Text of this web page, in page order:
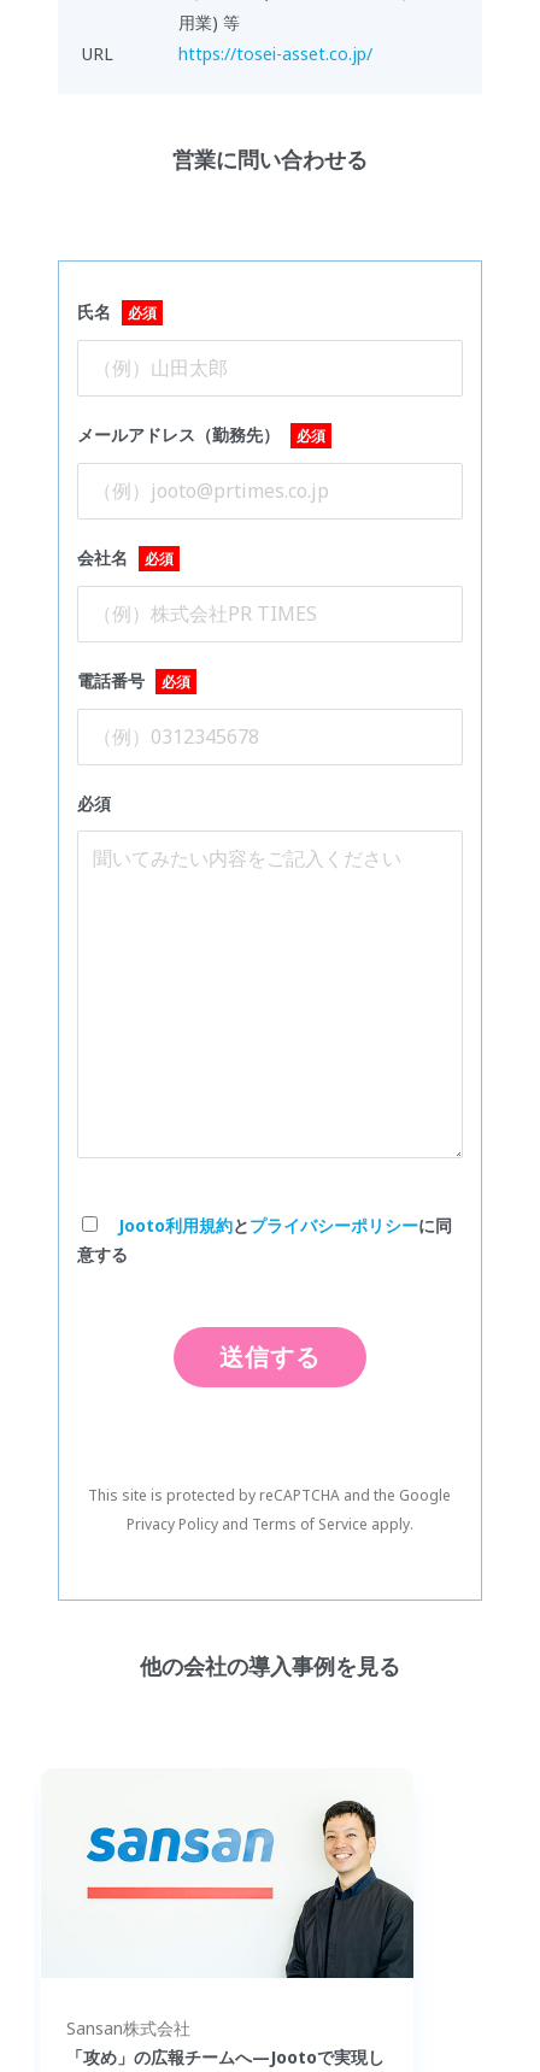
用業) 等
URL
https://tosei-asset.co.jp/
営業に問い合わせる
氏名 必須
メールアドレス（勤務先） 必須
会社名 必須
電話番号 必須
必須
Jooto利用規約とプライバシーポリシーに同
意する
This site is protected by reCAPTCHA and the Google
Privacy Policyand Terms of Service apply.
他の会社の導入事例を見る
Sansan株式会社
「攻め」の広報チームへ—Jootoで実現し